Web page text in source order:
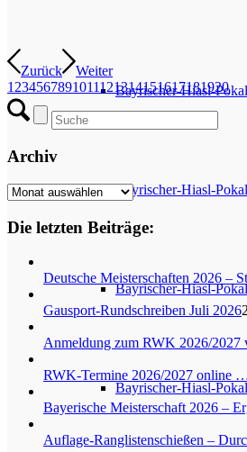
Bayrischer-Hiasl-
Bayrischer-Hiasl-
Bayrischer-Hiasl-
Bayrischer-Hiasl-
Zurück
Weiter
1234567891011121314151617181920
Archiv
Archiv
Die letzten Beiträge:
Deutsche Meisterschaften 2026 –
Gausport-Rundschreiben Juli 2026
Anmeldung zum RWK 2026/2027
RWK-Termine 2026/2027 online
Bayerische Meisterschaft 2026 –
Auflage-Ranglistenschießen –